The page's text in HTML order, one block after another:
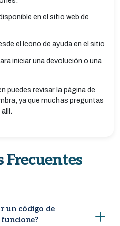
en el sitio web de
el ícono de ayuda en el sitio
iniciar una devolución o una
puedes revisar la página de
ya que muchas preguntas
Frecuentes
un código de